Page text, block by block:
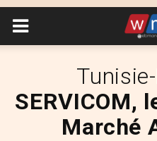
SERVICOM,
Marché